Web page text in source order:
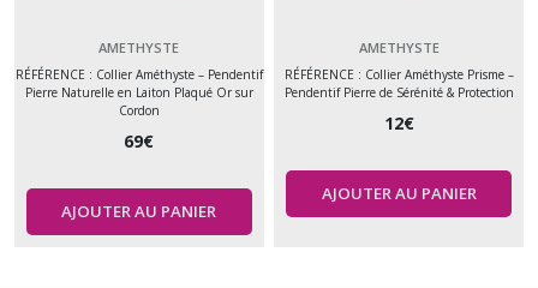
AMETHYSTE
RÉFÉRENCE : Collier Améthyste – Pendentif
Pierre Naturelle en Laiton Plaqué Or sur
Cordon
69€
AJOUTER AU PANIER
AMETHYSTE
RÉFÉRENCE : Collier Améthyste Prisme –
Pendentif Pierre de Sérénité & Protection
12€
AJOUTER AU PANIER